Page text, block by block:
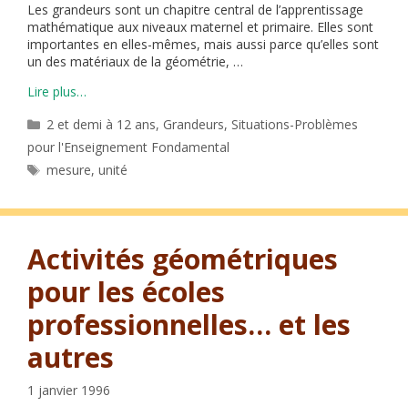
Les grandeurs sont un chapitre central de l’apprentissage
mathématique aux niveaux maternel et primaire. Elles sont
importantes en elles-mêmes, mais aussi parce qu’elles sont
un des matériaux de la géométrie, …
Lire plus…
Catégories
2 et demi à 12 ans, Grandeurs, Situations-Problèmes
pour l'Enseignement Fondamental
Étiquettes
mesure,unité
Activités géométriques
pour les écoles
professionnelles… et les
autres
1 janvier 1996